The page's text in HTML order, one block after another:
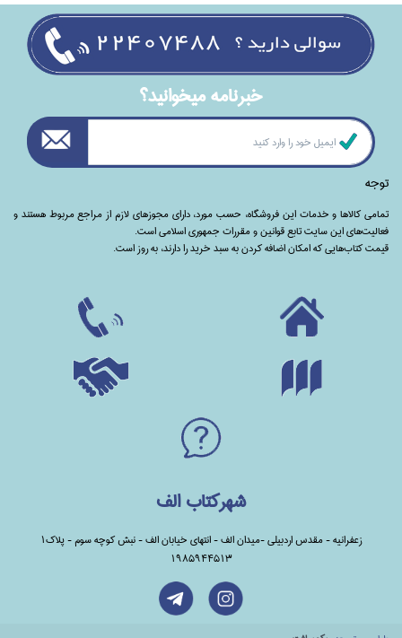
خبرنامه ميخوانيد؟
توجه
تمامی‌ کالاها و خدمات این فروشگاه، حسب مورد،‌ دارای مجوزهای لازم از مراجع مربوط هستند ‌و‌‌
فعالیت‌های این سایت تابع قوانین و مقررات جمهوری اسلامی است.
قیمت کتاب‌هایی که امکان اضافه کردن به سبد خرید را دارند،‌ به روز است.
شهرکتاب الف
زعفرانیه - مقدس اردبیلی -میدان الف - انتهای خیابان الف - نبش کوچه سوم - پلاک1
1985944513